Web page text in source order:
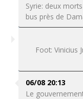
Syrie: deux
bus près de
Foot: Vinicius
06/08 20:13
Le